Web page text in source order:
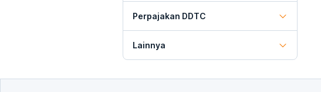
Perpajakan DDTC
Lainnya